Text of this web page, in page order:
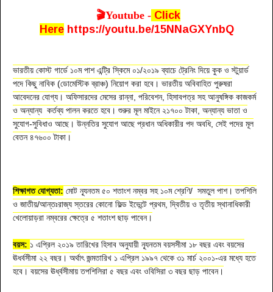
🎬Youtube - Click
Here https://youtu.be/15NNaGXYnbQ
ভারতীয় কোস্ট গার্ডে ১০ম পাশ এন্ট্রি স্কিমে ০১/২০১৯ ব্যাচে ট্রেনিং দিয়ে কুক ও স্টুয়ার্ড
পদে কিছু নাবিক (ডোমেস্টিক ব্রাঞ্চ) নিয়োগ করা হবে। ভারতীয় অবিবাহিত পুরুষরা
আবেদনের যোগ্য। অফিসারদের মেসের রান্না, পরিবেশন, হিসাবপত্র সহ আনুষঙ্গিক কাজকর্ম
ও অন্যান্য কর্তব্য পালন করতে হবে। শুরুর মূল মাইনে ২১৭০০ টাকা, অন্যান্য ভাতা ও
সুযোগ-সুবিধাও আছে। উন্নতির সুযোগ আছে প্রধান অধিকারীর পদ অবধি, সেই পদের মূল
বেতন ৪৭৬০০ টাকা।
শিক্ষাগত যোগ্যতা: মোট ন্যূনতম ৫০ শতাংশ নম্বর সহ ১০ম শ্রেণি/ সমতুল পাশ। তপশিলি
ও জাতীয়/আন্তঃরাজ্য স্তরের কোনো ফিল্ড ইভেন্টে প্রথম, দ্বিতীয় ও তৃতীয় স্থানাধিকারী
খেলোয়াড়রা নম্বরের ক্ষেত্রে ৫ শতাংশ ছাড় পাবেন।
বয়স: ১ এপ্রিল ২০১৯ তারিখের হিসাব অনুযায়ী ন্যূনতম বয়সসীমা ১৮ বছর এবং বয়সের
ঊধর্বসীমা ২২ বছর। অর্থাৎ জন্মতারিখ ১ এপ্রিল ১৯৯৭ থেকে ৩১ মার্চ ২০০১-এর মধ্যে হতে
হবে। বয়সের ঊর্ধ্বসীমায় তপশিলিরা ৫ বছর এবং ওবিসিরা ৩ বছর ছাড় পাবেন।